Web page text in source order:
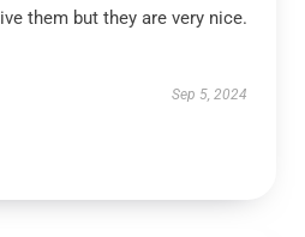
them but they are very nice.
Sep 5, 2024